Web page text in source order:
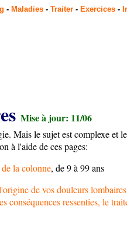
- Maladies - Traiter - Exercices -
Mise à jour: 11/06
Mais le sujet est complexe
à l'aide de ces pages:
la colonne, de 9 à 99 ans
de vos douleurs
ressenties, le